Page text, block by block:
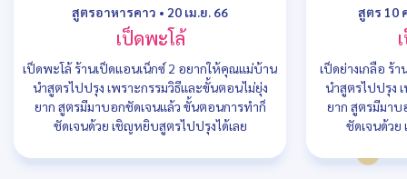
สูตรอาหารคาว • 20 เม.ย. 66
เป็ดพะโล้
เป็ดพะโล้ ร้านเป็ดแอนเน็กซ์ 2 อยากให้คุณแม่บ้าน
นำสูตรไปปรุง เพราะกรรมวิธีและขั้นตอนไม่ยุ่ง
ยาก สูตรมีมาบอกชัดเจนแล้ว ขั้นตอนการทำก็
ชัดเจนด้วย เชิญหยิบสูตรไปปรุงได้เลย
สูตร 10
เป็ดย่างเกลือ ร้
นำสูตรไปปรุง
ยาก สูตรมีมา
ชัดเจนด้วย